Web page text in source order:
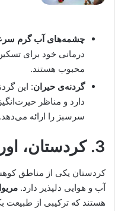
چشمه‌های آب گرم
درمانی خود برای
محبوب هستند.
گردنه‌ی حیران: این
دارد و مناظر
سرسبز را ارائه می‌دهد.
3. کردستان،
کردستان یکی از مناطق
آب و هوایی دلپذیر دارد.
هستند که ترکیبی از طبیعت